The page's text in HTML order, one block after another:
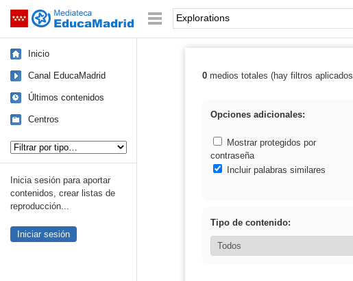
Saltar navegación Palabra o frase:
Inicio
Canal EducaMadrid
Últimos contenidos
Centros
Inicia sesión para aportar
contenidos, crear listas de
reproducción...
Iniciar sesión
Resultados de:
0medios totales (hay filtros
Opciones adicionales:
Mostrar protegidos por
contraseña
Incluir palabras similares
Tipo de contenido: